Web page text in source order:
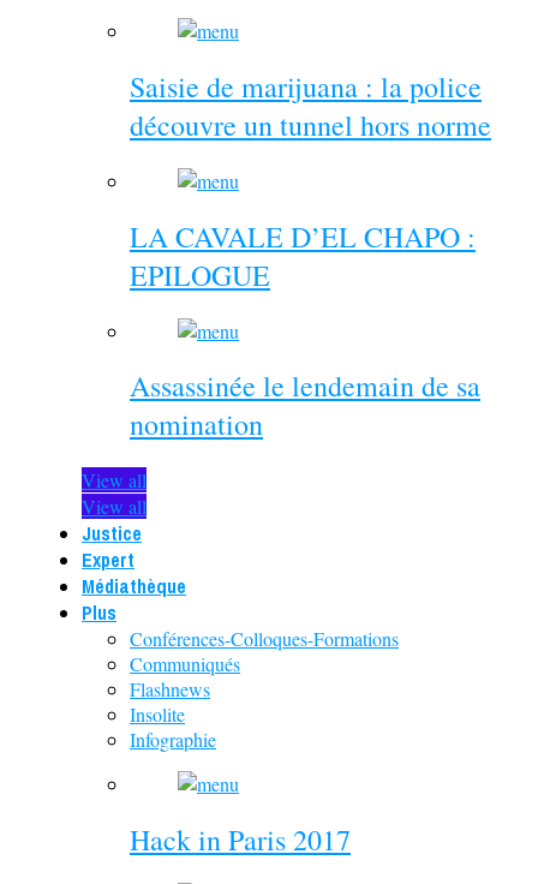
Saisie de marijuana : la police
découvre un tunnel hors norme
LA CAVALE D’EL CHAPO :
EPILOGUE
Assassinée le lendemain de sa
nomination
View all
View all
Justice
Expert
Médiathèque
Plus
Conférences-Colloques-Formations
Communiqués
Flashnews
Insolite
Infographie
Hack in Paris 2017